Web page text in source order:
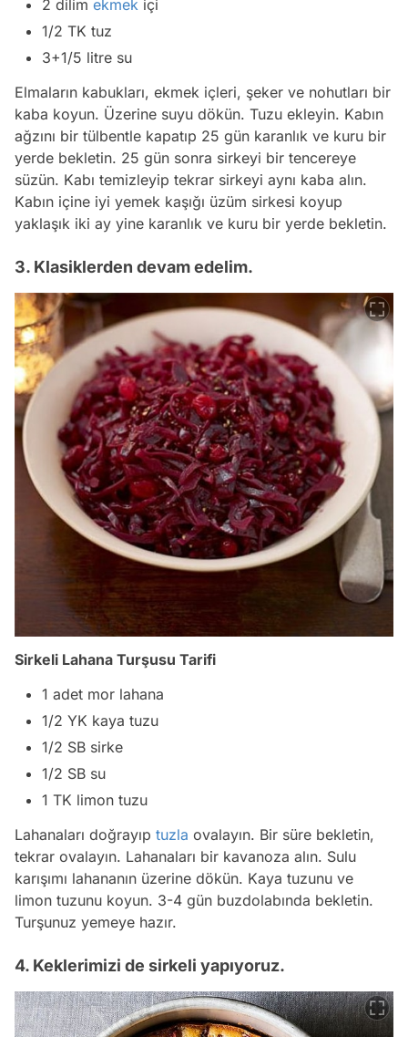
2 dilim ekmek içi
1/2 TK tuz
3+1/5 litre su
Elmaların kabukları, ekmek içleri, şeker ve nohutları bir
kaba koyun. Üzerine suyu dökün. Tuzu ekleyin. Kabın
ağzını bir tülbentle kapatıp 25 gün karanlık ve kuru bir
yerde bekletin. 25 gün sonra sirkeyi bir tencereye
süzün. Kabı temizleyip tekrar sirkeyi aynı kaba alın.
Kabın içine iyi yemek kaşığı üzüm sirkesi koyup
yaklaşık iki ay yine karanlık ve kuru bir yerde bekletin.
3. Klasiklerden devam edelim.
Sirkeli Lahana Turşusu Tarifi
1 adet mor lahana
1/2 YK kaya tuzu
1/2 SB sirke
1/2 SB su
1 TK limon tuzu
Lahanaları doğrayıp tuzla ovalayın. Bir süre bekletin,
tekrar ovalayın. Lahanaları bir kavanoza alın. Sulu
karışımı lahananın üzerine dökün. Kaya tuzunu ve
limon tuzunu koyun. 3-4 gün buzdolabında bekletin.
Turşunuz yemeye hazır.
4. Keklerimizi de sirkeli yapıyoruz.